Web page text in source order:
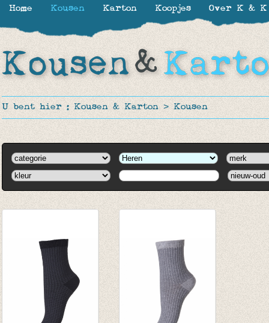
U bent hier : Kousen & Karton > Kousen
Home Kousen Karton Koopjes Over K & K